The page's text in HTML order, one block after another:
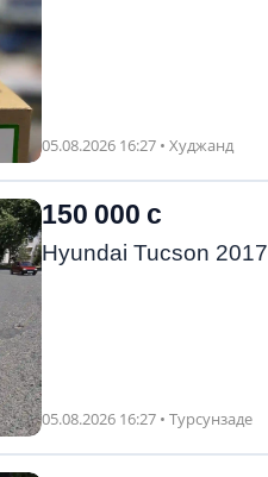
05.08.2026 16:27 • Худжанд
150 000 с
Hyundai Tucson 2017
05.08.2026 16:27 • Турсунзаде